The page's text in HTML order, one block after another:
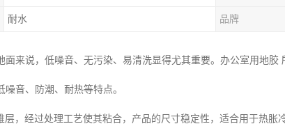
耐水 品牌
面来说，低噪音、无污染、易清洗显得尤其重要。办公室用地
音、防潮、耐热等特点。
层，经过处理工艺使其粘合，产品的尺寸稳定性，适合用于热